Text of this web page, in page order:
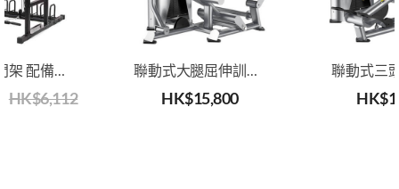
HK$6,112 HK$15,800
聯動式三
HK$